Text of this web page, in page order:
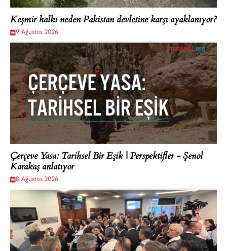
Keşmir halkı neden Pakistan devletine karşı ayaklanıyor?
9 Ağustos 2026
Çerçeve Yasa: Tarihsel Bir Eşik | Perspektifler - Şenol
Karakaş anlatıyor
8 Ağustos 2026